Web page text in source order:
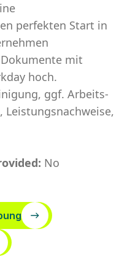
perfekten Start in
mit
hoch.
ggf. Arbeits-
No